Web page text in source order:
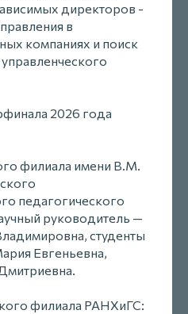
директоров -
в
компаниях и поиск
2026 года
филиала имени В.М.
педагогического
руководитель —
студенты
Евгеньевна,
филиала РАНХиГС: